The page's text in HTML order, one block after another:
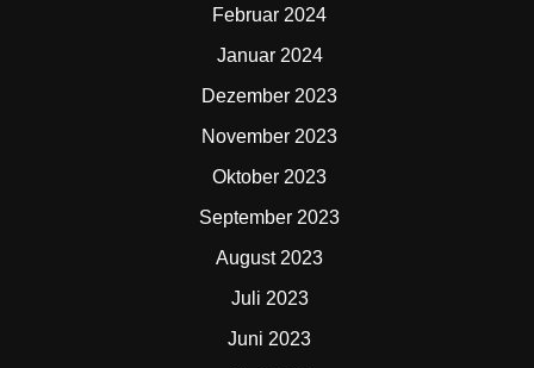
Februar 2024
Januar 2024
Dezember 2023
November 2023
Oktober 2023
September 2023
August 2023
Juli 2023
Juni 2023